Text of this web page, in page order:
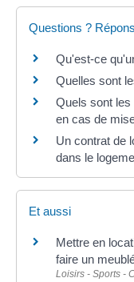
Questions ?
Qu'est-ce
Quelles sont
Quels sont
en cas de
Un contrat de
dans le
Et aussi
Mettre en
faire un
Loisirs - Sports -